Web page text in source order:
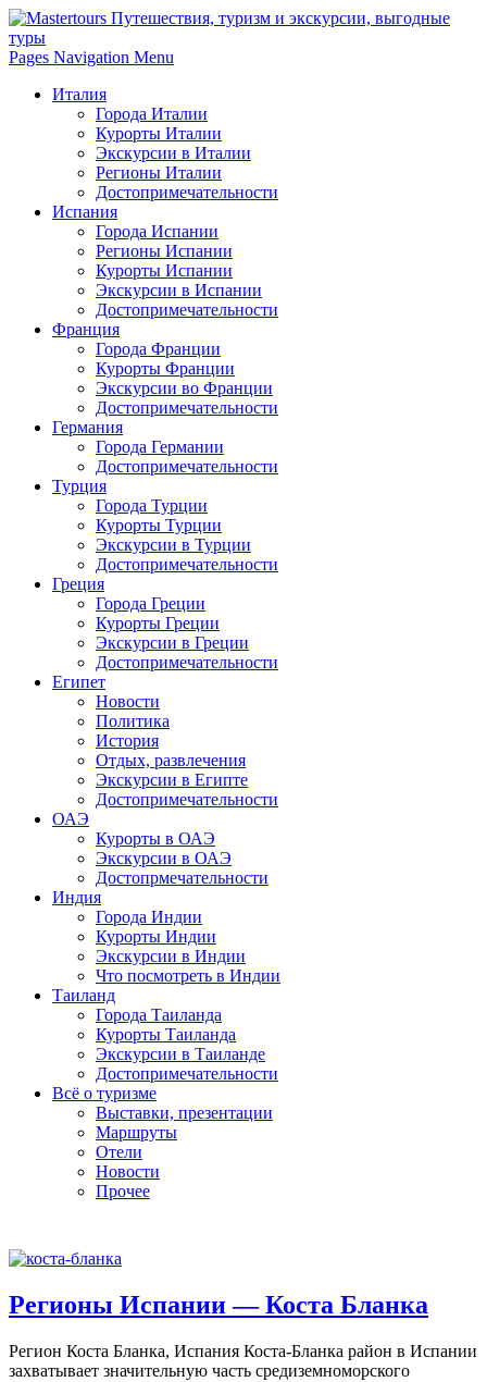
Pages Navigation Menu
Италия
Города Италии
Курорты Италии
Экскурсии в Италии
Регионы Италии
Достопримечательности
Испания
Города Испании
Регионы Испании
Курорты Испании
Экскурсии в Испании
Достопримечательности
Франция
Города Франции
Курорты Франции
Экскурсии во Франции
Достопримечательности
Германия
Города Германии
Достопримечательности
Турция
Города Турции
Курорты Турции
Экскурсии в Турции
Достопримечательности
Греция
Города Греции
Курорты Греции
Экскурсии в Греции
Достопримечательности
Египет
Новости
Политика
История
Отдых, развлечения
Экскурсии в Египте
Достопримечательности
ОАЭ
Курорты в ОАЭ
Экскурсии в ОАЭ
Достопрмечательности
Индия
Города Индии
Курорты Индии
Экскурсии в Индии
Что посмотреть в Индии
Таиланд
Города Таиланда
Курорты Таиланда
Экскурсии в Таиланде
Достопримечательности
Всё о туризме
Выставки, презентации
Маршруты
Отели
Новости
Прочее
Регионы Испании — Коста Бланка
Регион Коста Бланка, Испания Коста-Бланка район в Испании
захватывает значительную часть средиземноморского